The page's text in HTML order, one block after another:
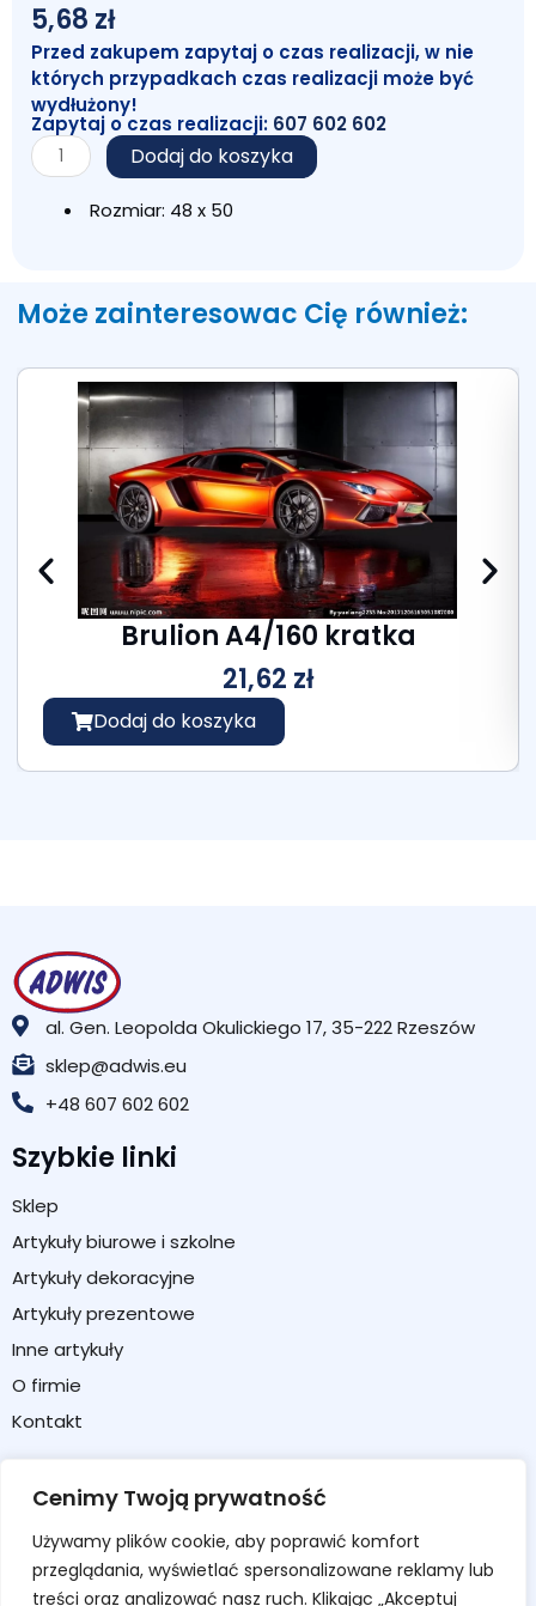
Cenimy Twoją prywatność
Używamy plików cookie, aby poprawić komfort
przeglądania, wyświetlać spersonalizowane reklamy lub
treści oraz analizować nasz ruch. Klikając „Akceptuj
5,68 zł
Przed zakupem zapytaj o czas realizacji, w nie
których przypadkach czas realizacji może być
wydłużony!
Zapytaj o czas realizacji: 607 602 602
ilość
Taśma
pakowa
Dodaj do koszyka
Rozmiar: 48 x 50
Może zainteresowac Cię również:
Brulion A4/160 kratka
21,62 zł
Dodaj do koszyka
al. Gen. Leopolda Okulickiego 17, 35-222 Rzeszów
sklep@adwis.eu
+48 607 602 602
Szybkie linki
Sklep
Artykuły biurowe i szkolne
Artykuły dekoracyjne
Artykuły prezentowe
Inne artykuły
O firmie
Kontakt
Koszyk
Formularz zwrotu / reklamacji